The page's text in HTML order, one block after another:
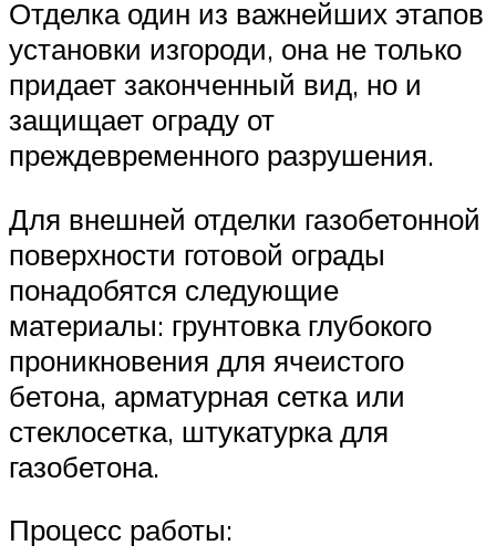
Отделка один из важнейших этапов
установки изгороди, она не только
придает законченный вид, но и
защищает ограду от
преждевременного разрушения.
Для внешней отделки газобетонной
поверхности готовой ограды
понадобятся следующие
материалы: грунтовка глубокого
проникновения для ячеистого
бетона, арматурная сетка или
стеклосетка, штукатурка для
газобетона.
Процесс работы: